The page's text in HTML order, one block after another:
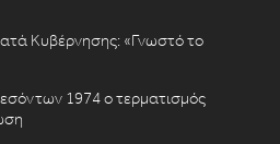
Κυβέρνησης: «Γνωστό το
1974 ο τερματισμός